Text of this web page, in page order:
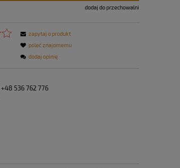
dodaj do przechowalni
zapytaj o produkt
poleć znajomemu
dodaj opinię
+48 536 762 776